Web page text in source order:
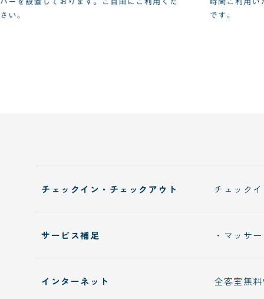
チェックイン・チェックアウト チェック
サービス補足 ・マッサ
インターネット 全客室無